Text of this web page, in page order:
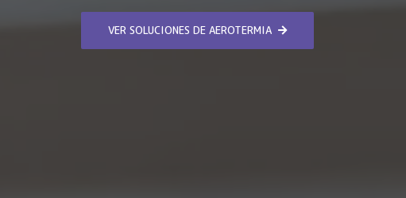
VER SOLUCIONES DE AEROTERMIA